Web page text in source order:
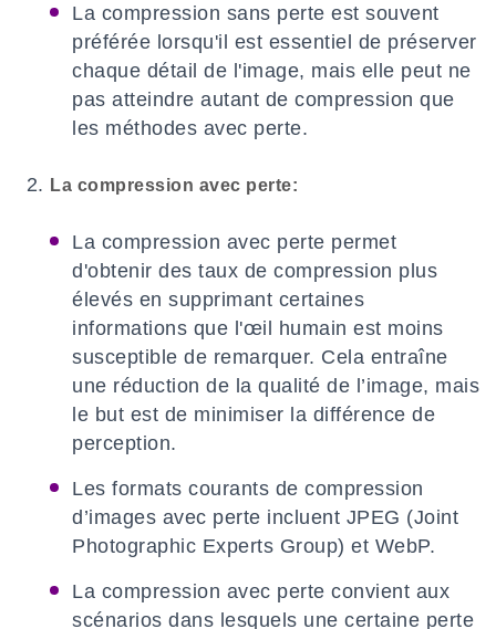
La compression sans perte est souvent
préférée lorsqu'il est essentiel de préserver
chaque détail de l'image, mais elle peut ne
pas atteindre autant de compression que
les méthodes avec perte.
La compression avec perte:
La compression avec perte permet
d'obtenir des taux de compression plus
élevés en supprimant certaines
informations que l'œil humain est moins
susceptible de remarquer. Cela entraîne
une réduction de la qualité de l’image, mais
le but est de minimiser la différence de
perception.
Les formats courants de compression
d’images avec perte incluent JPEG (Joint
Photographic Experts Group) et WebP.
La compression avec perte convient aux
scénarios dans lesquels une certaine perte